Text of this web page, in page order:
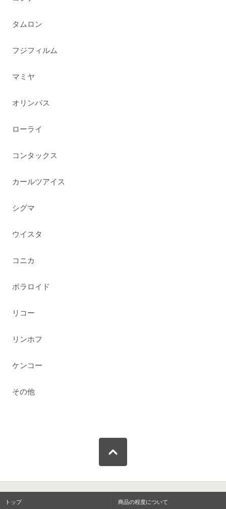
タムロン
フジフィルム
マミヤ
オリンパス
ローライ
コンタックス
カールツアイス
シグマ
ウイスタ
コニカ
ポラロイド
リコー
リンホフ
ケンコー
その他
トップ 商品の程度について